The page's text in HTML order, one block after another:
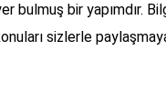
bulmuş bir yapımdır.
sizlerle